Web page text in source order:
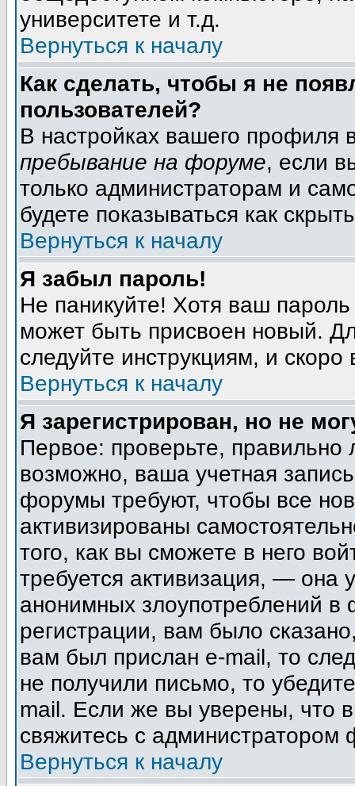
университете и т.д.
Вернуться к началу
Как сделать, чтобы я не
пользователей?
В настройках вашего
пребывание на форуме, если
только администраторам и
будете показываться как
Вернуться к началу
Я забыл пароль!
Не паникуйте! Хотя ваш
может быть присвоен новый.
следуйте инструкциям, и
Вернуться к началу
Я зарегистрирован, но не
Первое: проверьте,
возможно, ваша учетная
форумы требуют, чтобы все
активизированы
того, как вы сможете в него
требуется активизация, — она
анонимных злоупотреблений
регистрации, вам было
вам был прислан e-mail, то
не получили письмо, то
mail. Если же вы уверены, что
свяжитесь с администратором
Вернуться к началу